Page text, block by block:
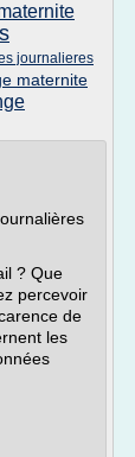
journalieres
maternite
? Que
percevoir
de
les